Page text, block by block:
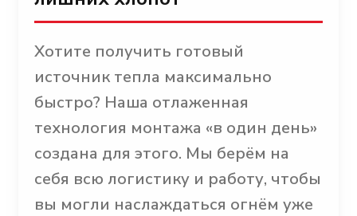
Хотите получить готовый
источник тепла максимально
быстро? Наша отлаженная
технология монтажа «в один день»
создана для этого. Мы берём на
себя всю логистику и работу, чтобы
вы могли наслаждаться огнём уже